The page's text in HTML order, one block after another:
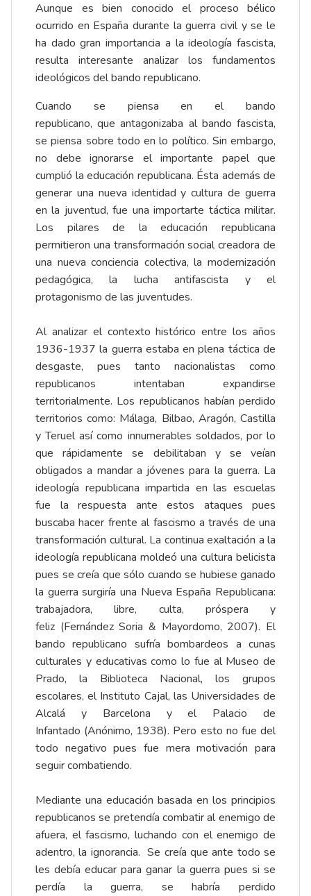
Aunque es bien conocido el proceso bélico
ocurrido en España durante la guerra civil y se le
ha dado gran importancia a la ideología fascista,
resulta interesante analizar los fundamentos
ideológicos del bando republicano.
Cuando se piensa en el bando
republicano, que antagonizaba al bando fascista,
se piensa sobre todo en lo político. Sin embargo,
no debe ignorarse el importante papel que
cumplió la educación republicana. Ésta además de
generar una nueva identidad y cultura de guerra
en la juventud, fue una importarte táctica militar.
Los pilares de la educación republicana
permitieron una transformación social creadora de
una nueva conciencia colectiva, la modernización
pedagógica, la lucha antifascista y el
protagonismo de las juventudes.
Al analizar el contexto histórico entre los años
1936-1937 la guerra estaba en plena táctica de
desgaste, pues tanto nacionalistas como
republicanos intentaban expandirse
territorialmente. Los republicanos habían perdido
territorios como: Málaga, Bilbao, Aragón, Castilla
y Teruel así como innumerables soldados, por lo
que rápidamente se debilitaban y se veían
obligados a mandar a jóvenes para la guerra. La
ideología republicana impartida en las escuelas
fue la respuesta ante estos ataques pues
buscaba hacer frente al fascismo a través de una
transformación cultural. La continua exaltación a la
ideología republicana moldeó una cultura belicista
pues se creía que sólo cuando se hubiese ganado
la guerra surgiría una Nueva España Republicana:
trabajadora, libre, culta, próspera y
feliz (Fernández Soria & Mayordomo, 2007). El
bando republicano sufría bombardeos a cunas
culturales y educativas como lo fue al Museo de
Prado, la Biblioteca Nacional, los grupos
escolares, el Instituto Cajal, las Universidades de
Alcalá y Barcelona y el Palacio de
Infantado (Anónimo, 1938). Pero esto no fue del
todo negativo pues fue mera motivación para
seguir combatiendo.
Mediante una educación basada en los principios
republicanos se pretendía combatir al enemigo de
afuera, el fascismo, luchando con el enemigo de
adentro, la ignorancia. Se creía que ante todo se
les debía educar para ganar la guerra pues si se
perdía la guerra, se habría perdido